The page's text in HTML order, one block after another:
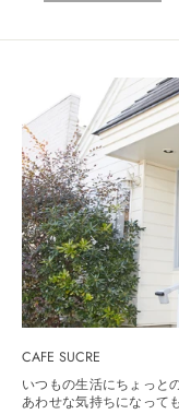
CAFE SUCRE
いつもの生活にちょっと
あわせな気持ちになって